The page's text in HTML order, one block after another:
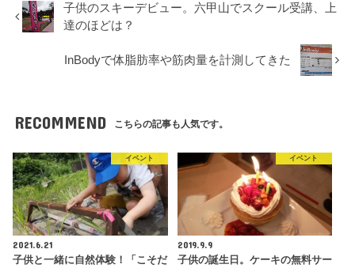
子供のスキーデビュー。六甲山でスクール受講、上
達のほどは？
InBodyで体脂肪率や筋肉量を計測してきた
RECOMMEND こちらの記事も人気です。
イベント
2021.6.21
子供と一緒に自然体験！「こそだ
イベント
2019.9.9
子供の誕生日。ケーキの無料サー